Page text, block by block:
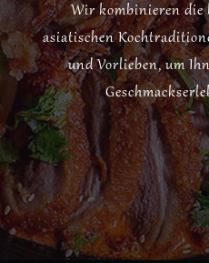
Wir kombinieren die
asiatischen
und Vorlieben, um